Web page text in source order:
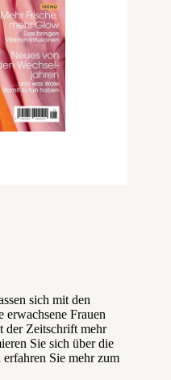
sich mit den
erwachsene Frauen
der Zeitschrift mehr
Sie sich über die
Sie mehr zum